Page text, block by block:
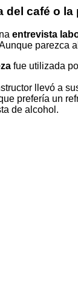
del café o
entrevista
parezca
fue utilizada
llevó a
prefería un
de alcohol.